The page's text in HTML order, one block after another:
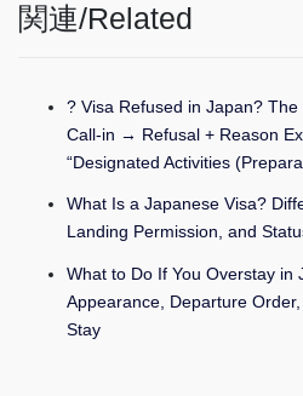
関連/Related
? Visa Refused in Japan?
Call-in → Refusal + Reason
“Designated Activities
What Is a Japanese Visa?
Landing Permission, and
What to Do If You Overstay in
Appearance, Departure
Stay